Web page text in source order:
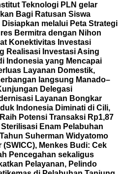
Teknologi PLN gelar
Bagi Ratusan Siswa
melalui Peta Strategi
Bermitra dengan Nihon
Konektivitas Investasi
Realisasi Investasi Asing
Indonesia yang Mencapai
Layanan Domestik,
langsung Manado–
Delegasi
Layanan Bongkar
Indonesia Diminati di Cili,
Potensi Transaksi Rp1,87
Enam Pelabuhan
Suherman Widyatomo
(SWICC), Menkes Budi: Cek
Pencegahan sekaligus
Pelayanan, Pelindo